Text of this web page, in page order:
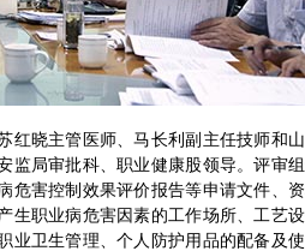
红晓主管医师、马长利副主任技师和
监局审批科、职业健康股领导。评审
危害控制效果评价报告等申请文件、
生职业病危害因素的工作场所、工艺
业卫生管理、个人防护用品的配备及